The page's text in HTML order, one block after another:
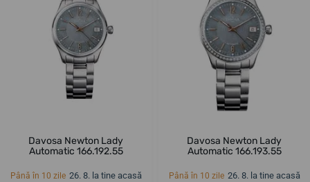
Davosa Newton Lady
Automatic 166.192.55
Până în 10 zile 26. 8. la tine acasă
Davosa Newton Lady
Automatic 166.193.55
Până în 10 zile 26. 8. la tine acasă